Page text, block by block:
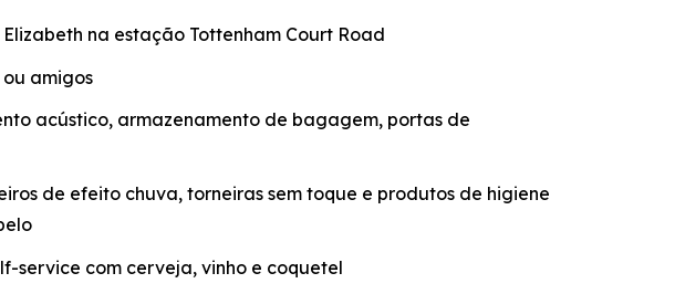
na estação Tottenham Court Road
amigos
acústico, armazenamento de bagagem, portas de
de efeito chuva, torneiras sem toque e produtos de higiene
service com cerveja, vinho e coquetel